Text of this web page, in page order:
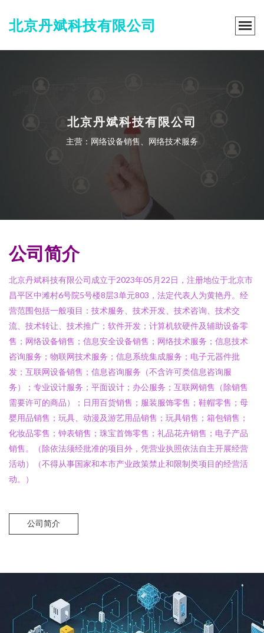
北京丹斌科技有限公司
北京丹斌科技有限公司
主营：网络设备销售、网络技术服务
公司简介
北京丹斌科技有限公司成立于2023年05月22日，注册地位于北京市
昌平区中滩村6号院5号楼8层3单元803，法定代表人为黄艳丹。经
营范围包括一般项目：技术服务、技术开发、技术咨询、技术交
流、技术转让、技术推广；软件开发；计算机软硬件及辅助设备零
售；网络设备销售；信息安全设备销售；网络技术服务；信息技术
咨询服务；物联网技术服务；信息系统集成服务；电子元器件批
发；互联网设备销售；信息咨询服务（不含许可类信息咨询服
务）；专业设计服务；平面设计；办公服务；互联网销售（除销售
需要许可的商品）；日用百货销售；服装服饰零售；鞋帽零售；母
婴用品销售；玩具、动漫及游艺用品销售；玩具销售；箱包销售；
化妆品零售；钟表销售；珠宝首饰零售；礼品花卉销售；电子产品
销售。（除依法须经批准的项目外，凭营业执照依法自主开展经营
活动）（不得从事国家和本市产业政策禁止和限制类项目的经营活
动。）
公司简介